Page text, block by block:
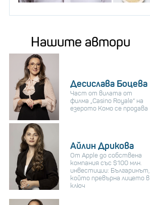
Нашите автори
Десислава Боцева
Част от вилата от
филма „Casino Royale“ на
езерото Комо се продава
Айлин Дрикова
От Apple до собствена
компания със $100 млн.
инвестиции: Българинът,
който превърна лицето в
ключ